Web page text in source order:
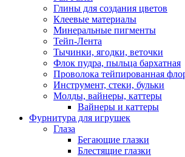
Глины для создания цветов
Клеевые материалы
Минеральные пигменты
Тейп-Лента
Тычинки, ягодки, веточки
Флок пудра, пыльца бархатная
Проволока тейпированная
Инструмент, стеки, бульки
Молды, вайнеры, каттеры
Вайнеры и каттеры
Фурнитура для игрушек
Глаза
Бегающие глазки
Блестящие глазки